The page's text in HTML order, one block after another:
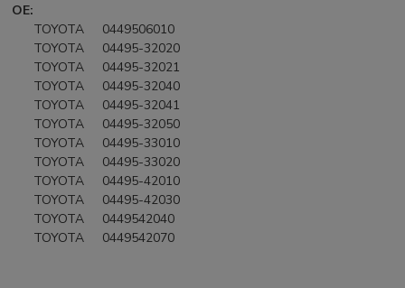
OE:
TOYOTA 0449506010
TOYOTA 04495-32020
TOYOTA 04495-32021
TOYOTA 04495-32040
TOYOTA 04495-32041
TOYOTA 04495-32050
TOYOTA 04495-33010
TOYOTA 04495-33020
TOYOTA 04495-42010
TOYOTA 04495-42030
TOYOTA 0449542040
TOYOTA 0449542070